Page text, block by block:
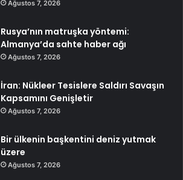
Ağustos 7, 2026
Rusya’nın matruşka yöntemi:
Almanya’da sahte haber ağı
Ağustos 7, 2026
İran: Nükleer Tesislere Saldırı Savaşın
Kapsamını Genişletir
Ağustos 7, 2026
Bir ülkenin başkentini deniz yutmak
üzere
Ağustos 7, 2026